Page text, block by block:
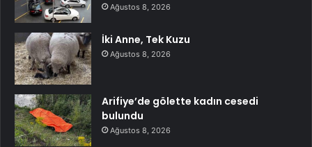
Ağustos 8, 2026
İki Anne, Tek Kuzu
Ağustos 8, 2026
Arifiye’de gölette kadın cesedi
bulundu
Ağustos 8, 2026